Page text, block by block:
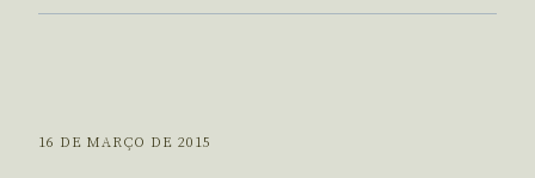
16 DE MARÇO DE 2015